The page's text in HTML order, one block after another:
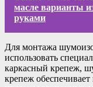
масле варианты
руками
Для монтажа
использовать
каркасный крепеж,
крепеж